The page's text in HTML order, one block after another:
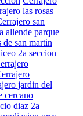
las rosas
san
allende parque
de san martin
2a seccion
jardin del
cercano
diaz 2a